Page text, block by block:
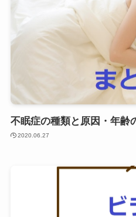
不眠症の種類と原因・年齢
2020.06.27